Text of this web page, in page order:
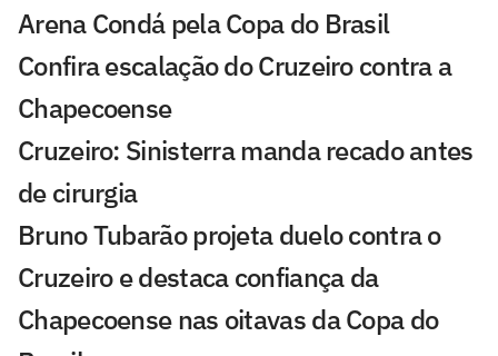
Arena Condá pela Copa do Brasil
Confira escalação do Cruzeiro contra a
Chapecoense
Cruzeiro: Sinisterra manda recado antes
de cirurgia
Bruno Tubarão projeta duelo contra o
Cruzeiro e destaca confiança da
Chapecoense nas oitavas da Copa do